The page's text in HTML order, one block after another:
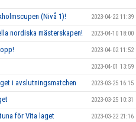
(Nivå 1)! 2023-04-22 11:39
nordiska mästerskapen! 2023-04-10 18:00
2023-04-02 11:52
2023-04-01 13:59
i avslutningsmatchen 2023-03-25 16:15
2023-03-25 10:31
för Vita laget 2023-03-22 21:16